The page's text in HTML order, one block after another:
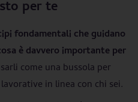
per te
fondamentali che guidano
è davvero importante per
come una bussola per
in linea con chi sei.